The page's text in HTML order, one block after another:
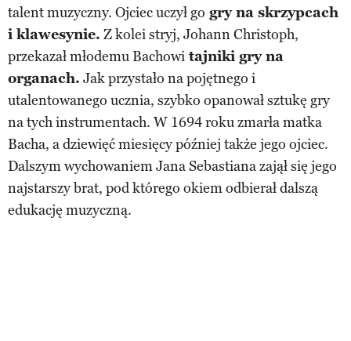
talent muzyczny. Ojciec uczył go gry na skrzypcach
i klawesynie. Z kolei stryj, Johann Christoph,
przekazał młodemu Bachowi tajniki gry na
organach. Jak przystało na pojętnego i
utalentowanego ucznia, szybko opanował sztukę gry
na tych instrumentach. W 1694 roku zmarła matka
Bacha, a dziewięć miesięcy później także jego ojciec.
Dalszym wychowaniem Jana Sebastiana zajął się jego
najstarszy brat, pod którego okiem odbierał dalszą
edukację muzyczną.